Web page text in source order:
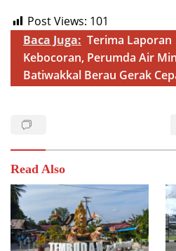
Post Views: 101
Baca Juga: Terima Laporan
Kebocoran, Perumda Air
Batiwakkal Berau Gerak
Read Also